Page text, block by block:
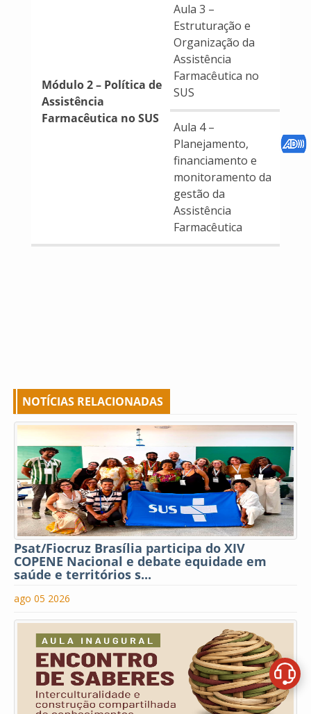
Módulo 2 – Política de
Assistência
Farmacêutica no SUS
Aula 3 –
Estruturação e
Organização da
Assistência
Farmacêutica no
SUS
Aula 4 –
Planejamento,
financiamento e
monitoramento da
gestão da
Assistência
Farmacêutica
NOTÍCIAS RELACIONADAS
Psat/Fiocruz Brasília participa do XIV
COPENE Nacional e debate equidade em
saúde e territórios s...
ago 05 2026